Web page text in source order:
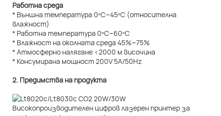
Работна среда
* Външна температура 0ºC~45ºC (относителна
влажност)
* Работна температура 0ºC~60ºC
* Влажност на околната среда 45%~75%
* Атмосферно налягане <2000 м височина
* Консумирана мощност 200V 5A/50Hz
2. Предимства на продукта